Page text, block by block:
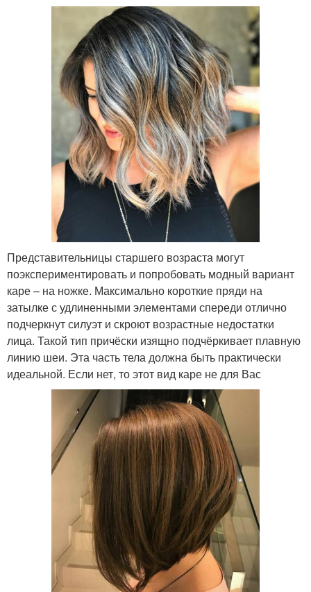
Представительницы старшего возраста могут
поэкспериментировать и попробовать модный вариант
каре – на ножке. Максимально короткие пряди на
затылке с удлиненными элементами спереди отлично
подчеркнут силуэт и скроют возрастные недостатки
лица. Такой тип причёски изящно подчёркивает плавную
линию шеи. Эта часть тела должна быть практически
идеальной. Если нет, то этот вид каре не для Вас